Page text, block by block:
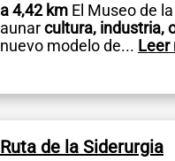
a 4,42 kmEl Museo de
aunarcultura, industria,
nuevo modelo de... Leer
Ruta de la Siderurgia